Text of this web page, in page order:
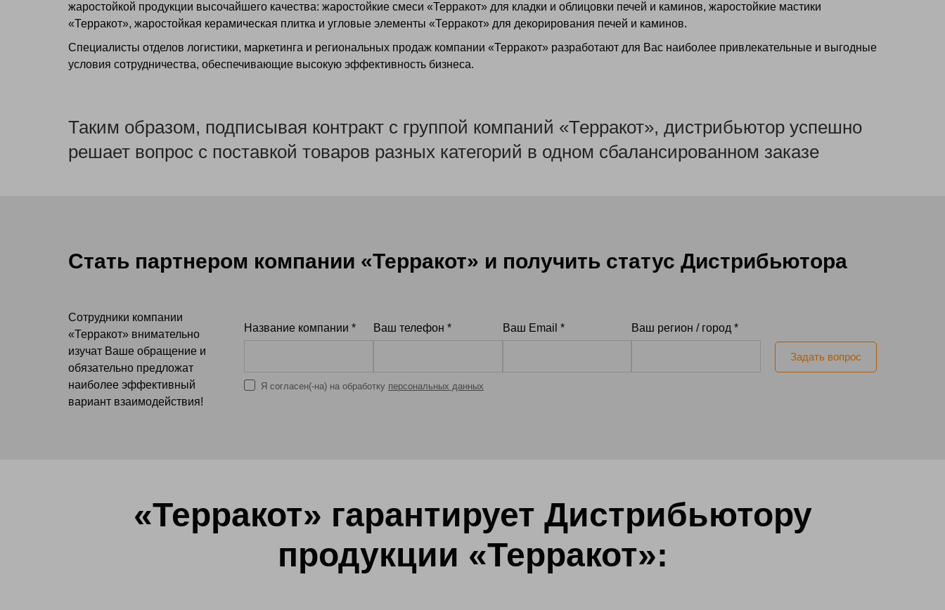
жаростойкой продукции высочайшего качества: жаростойкие смеси «Терракот» для кладки и облицовки печей и каминов, жаростойкие мастики
«Терракот», жаростойкая керамическая плитка и угловые элементы «Терракот» для декорирования печей и каминов.
Специалисты отделов логистики, маркетинга и региональных продаж компании «Терракот» разработают для Вас наиболее привлекательные и выгодные
условия сотрудничества, обеспечивающие высокую эффективность бизнеса.
Таким образом, подписывая контракт с группой компаний «Терракот», дистрибьютор успешно
решает вопрос с поставкой товаров разных категорий в одном сбалансированном заказе
Cтать партнером компании «Терракот» и получить статус Дистрибьютора
Сотрудники компании
«Терракот» внимательно
изучат Ваше обращение и
обязательно предложат
наиболее эффективный
вариант взаимодействия!
Название компании * Ваш телефон * Ваш Email * Ваш регион / город *
Задать вопрос
Я согласен(-на) на обработку персональных данных
«Терракот» гарантирует Дистрибьютору
продукции «Терракот»: